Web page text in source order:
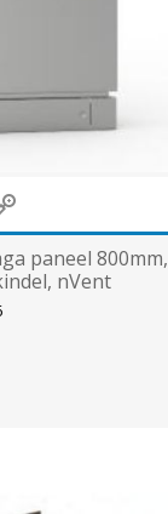
paneel 800mm,
nVent